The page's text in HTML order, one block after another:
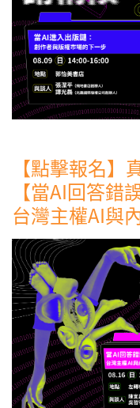
【點擊報名】
【當AI回答錯
台灣主權AI與